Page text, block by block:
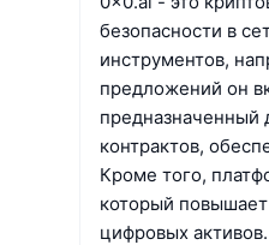
безопасности в
инструментов,
предложений он
предназначенный
контрактов,
Кроме того,
который
цифровых активов.